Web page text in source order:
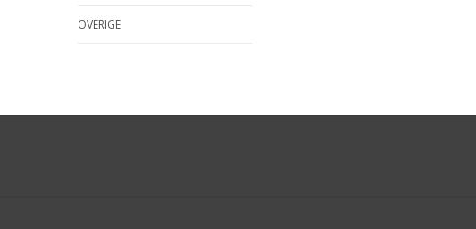
OVERIGE